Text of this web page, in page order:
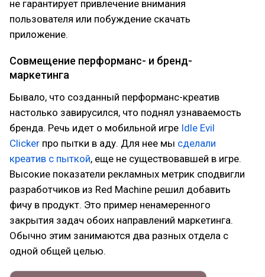
не гарантирует привлечение внимания
пользователя или побуждение скачать
приложение.
Совмещение перформанс- и бренд-
маркетинга
Бывало, что созданный перформанс-креатив
настолько завирусился, что поднял узнаваемость
бренда. Речь идет о мобильной игре Idle Evil
Clicker про пытки в аду. Для нее мы сделали
креатив с пыткой, еще не существовавшей в игре.
Высокие показатели рекламных метрик сподвигли
разработчиков из Red Machine решил добавить
фичу в продукт. Это пример ненамеренного
закрытия задач обоих направлений маркетинга.
Обычно этим занимаются два разных отдела с
одной общей целью.